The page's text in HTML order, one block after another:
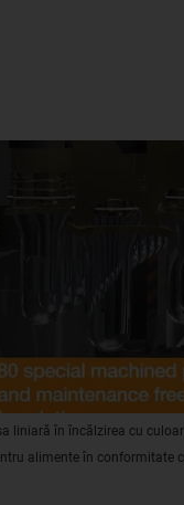
liniară în încălzirea cu
alimente în conformitate